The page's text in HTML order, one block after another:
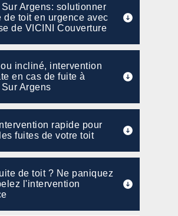
Sur Argens: solutionner
de toit en urgence avec
de VICINI Couverture
incliné, intervention
en cas de fuite à
Argens
rapide pour
fuites de votre toit
de toit ? Ne paniquez
l'intervention